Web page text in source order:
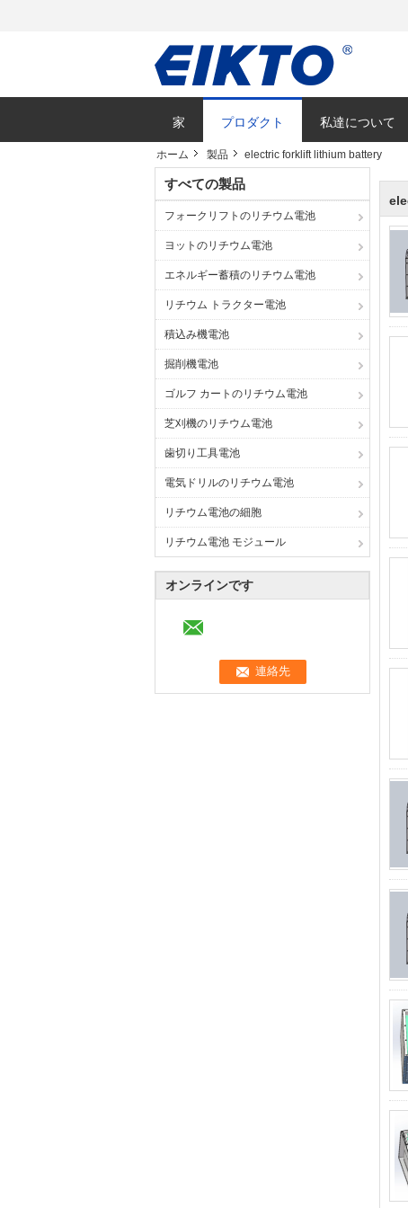
家 プロダクト 私達について
ホーム 製品 electric forklift lithium battery
すべての製品
フォークリフトのリチウム電池
ヨットのリチウム電池
エネルギー蓄積のリチウム電池
リチウム トラクター電池
積込み機電池
掘削機電池
ゴルフ カートのリチウム電池
芝刈機のリチウム電池
歯切り工具電池
電気ドリルのリチウム電池
リチウム電池の細胞
リチウム電池 モジュール
オンラインです